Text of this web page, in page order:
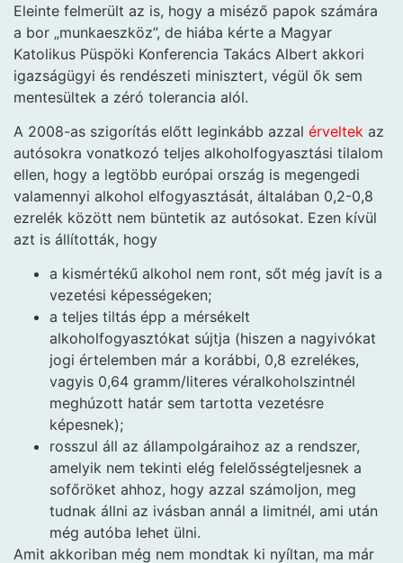
Eleinte felmerült az is, hogy a miséző papok számára
a bor „munkaeszköz”, de hiába kérte a Magyar
Katolikus Püspöki Konferencia Takács Albert akkori
igazságügyi és rendészeti minisztert, végül ők sem
mentesültek a zéró tolerancia alól.
A 2008-as szigorítás előtt leginkább azzal érveltek az
autósokra vonatkozó teljes alkoholfogyasztási tilalom
ellen, hogy a legtöbb európai ország is megengedi
valamennyi alkohol elfogyasztását, általában 0,2-0,8
ezrelék között nem büntetik az autósokat. Ezen kívül
azt is állították, hogy
a kismértékű alkohol nem ront, sőt még javít is a
vezetési képességeken;
a teljes tiltás épp a mérsékelt
alkoholfogyasztókat sújtja (hiszen a nagyivókat
jogi értelemben már a korábbi, 0,8 ezrelékes,
vagyis 0,64 gramm/literes véralkoholszintnél
meghúzott határ sem tartotta vezetésre
képesnek);
rosszul áll az állampolgáraihoz az a rendszer,
amelyik nem tekinti elég felelősségteljesnek a
sofőröket ahhoz, hogy azzal számoljon, meg
tudnak állni az ivásban annál a limitnél, ami után
még autóba lehet ülni.
Amit akkoriban még nem mondtak ki nyíltan, ma már